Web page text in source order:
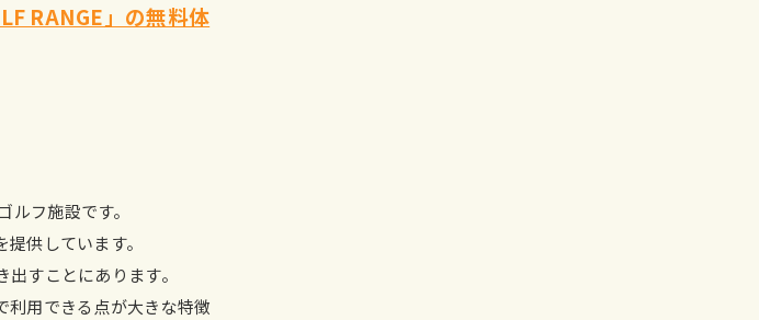
RANGE」の無料体
フ施設です。
供しています。
すことにあります。
利用できる点が大きな特徴